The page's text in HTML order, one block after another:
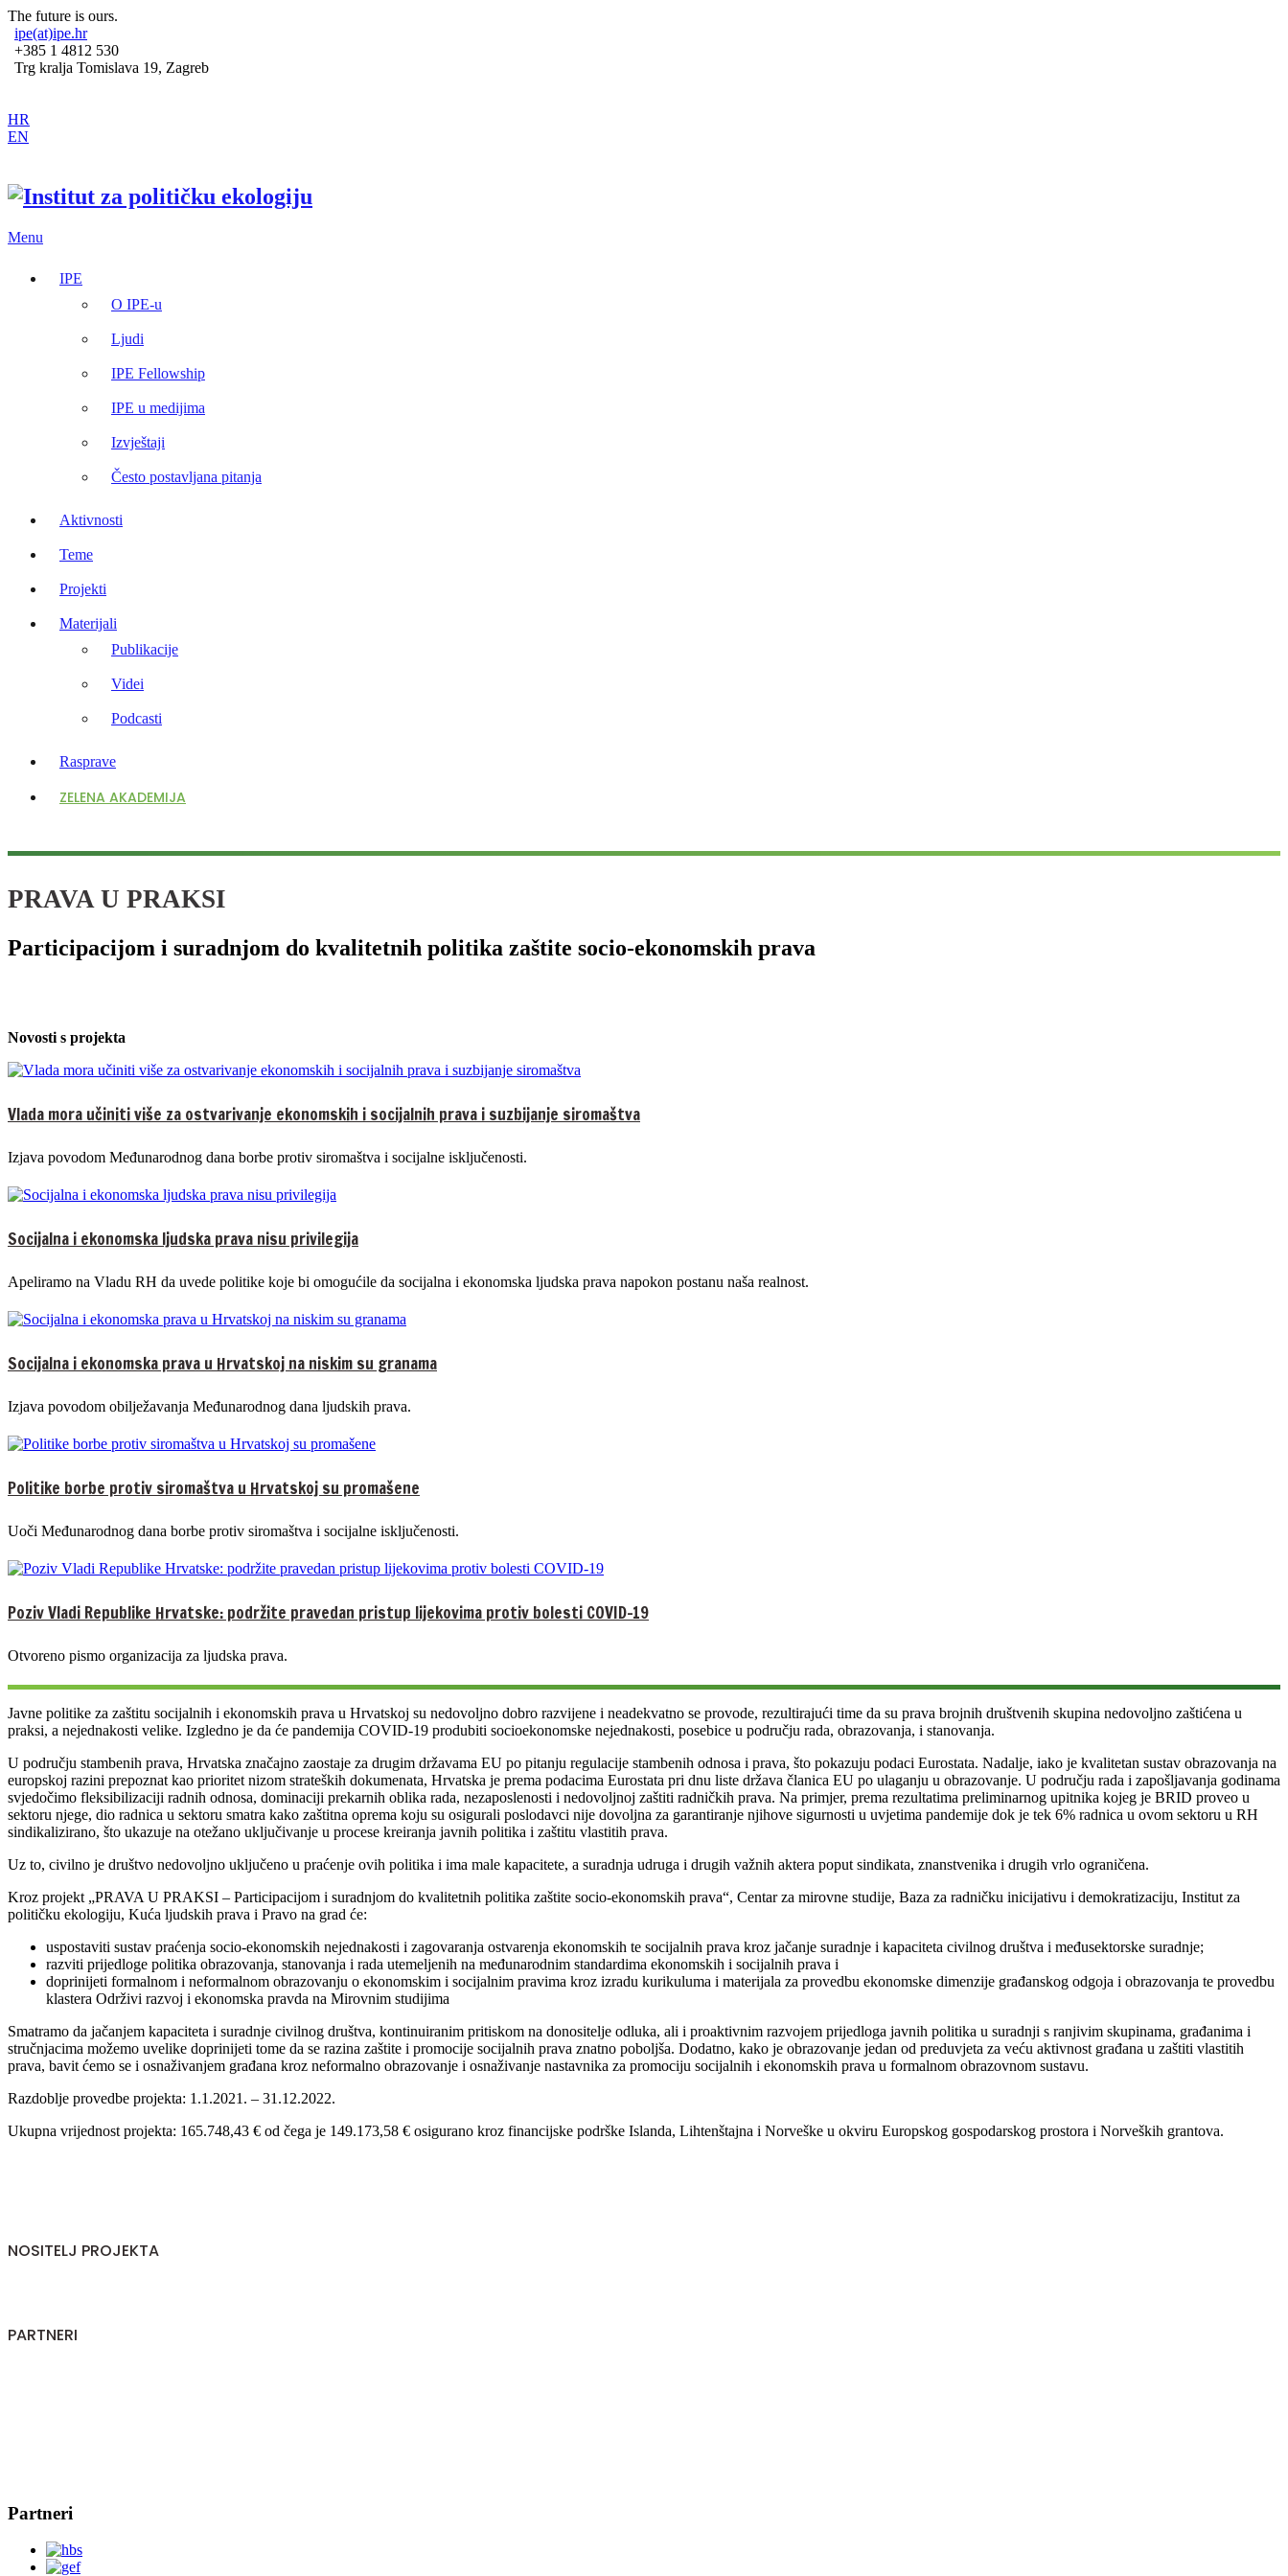
The future is ours.
ipe(at)ipe.hr
+385 1 4812 530
Trg kralja Tomislava 19, Zagreb
HR
EN
Menu
IPE
O IPE-u
Ljudi
IPE Fellowship
IPE u medijima
Izvještaji
Često postavljana pitanja
Aktivnosti
Teme
Projekti
Materijali
Publikacije
Videi
Podcasti
Rasprave
ZELENA AKADEMIJA
PRAVA U PRAKSI
Participacijom i suradnjom do kvalitetnih politika zaštite socio-ekonomskih prava
Novosti s projekta
Vlada mora učiniti više za ostvarivanje ekonomskih i socijalnih prava i suzbijanje siromaštva
Izjava povodom Međunarodnog dana borbe protiv siromaštva i socijalne isključenosti.
Socijalna i ekonomska ljudska prava nisu privilegija
Apeliramo na Vladu RH da uvede politike koje bi omogućile da socijalna i ekonomska ljudska prava napokon postanu naša realnost.
Socijalna i ekonomska prava u Hrvatskoj na niskim su granama
Izjava povodom obilježavanja Međunarodnog dana ljudskih prava.
Politike borbe protiv siromaštva u Hrvatskoj su promašene
Uoči Međunarodnog dana borbe protiv siromaštva i socijalne isključenosti.
Poziv Vladi Republike Hrvatske: podržite pravedan pristup lijekovima protiv bolesti COVID-19
Otvoreno pismo organizacija za ljudska prava.
Javne politike za zaštitu socijalnih i ekonomskih prava u Hrvatskoj su nedovoljno dobro razvijene i neadekvatno se provode, rezultirajući time da su prava brojnih društvenih skupina nedovoljno zaštićena u
praksi, a nejednakosti velike. Izgledno je da će pandemija COVID-19 produbiti socioekonomske nejednakosti, posebice u području rada, obrazovanja, i stanovanja.
U području stambenih prava, Hrvatska značajno zaostaje za drugim državama EU po pitanju regulacije stambenih odnosa i prava, što pokazuju podaci Eurostata. Nadalje, iako je kvalitetan sustav obrazovanja na
europskoj razini prepoznat kao prioritet nizom strateških dokumenata, Hrvatska je prema podacima Eurostata pri dnu liste država članica EU po ulaganju u obrazovanje. U području rada i zapošljavanja godinama
svjedočimo fleksibilizaciji radnih odnosa, dominaciji prekarnih oblika rada, nezaposlenosti i nedovoljnoj zaštiti radničkih prava. Na primjer, prema rezultatima preliminarnog upitnika kojeg je BRID proveo u
sektoru njege, dio radnica u sektoru smatra kako zaštitna oprema koju su osigurali poslodavci nije dovoljna za garantiranje njihove sigurnosti u uvjetima pandemije dok je tek 6% radnica u ovom sektoru u RH
sindikalizirano, što ukazuje na otežano uključivanje u procese kreiranja javnih politika i zaštitu vlastitih prava.
Uz to, civilno je društvo nedovoljno uključeno u praćenje ovih politika i ima male kapacitete, a suradnja udruga i drugih važnih aktera poput sindikata, znanstvenika i drugih vrlo ograničena.
Kroz projekt „PRAVA U PRAKSI – Participacijom i suradnjom do kvalitetnih politika zaštite socio-ekonomskih prava“, Centar za mirovne studije, Baza za radničku inicijativu i demokratizaciju, Institut za
političku ekologiju, Kuća ljudskih prava i Pravo na grad će:
uspostaviti sustav praćenja socio-ekonomskih nejednakosti i zagovaranja ostvarenja ekonomskih te socijalnih prava kroz jačanje suradnje i kapaciteta civilnog društva i međusektorske suradnje;
razviti prijedloge politika obrazovanja, stanovanja i rada utemeljenih na međunarodnim standardima ekonomskih i socijalnih prava i
doprinijeti formalnom i neformalnom obrazovanju o ekonomskim i socijalnim pravima kroz izradu kurikuluma i materijala za provedbu ekonomske dimenzije građanskog odgoja i obrazovanja te provedbu
klastera Održivi razvoj i ekonomska pravda na Mirovnim studijima
Smatramo da jačanjem kapaciteta i suradnje civilnog društva, kontinuiranim pritiskom na donositelje odluka, ali i proaktivnim razvojem prijedloga javnih politika u suradnji s ranjivim skupinama, građanima i
stručnjacima možemo uvelike doprinijeti tome da se razina zaštite i promocije socijalnih prava znatno poboljša. Dodatno, kako je obrazovanje jedan od preduvjeta za veću aktivnost građana u zaštiti vlastitih
prava, bavit ćemo se i osnaživanjem građana kroz neformalno obrazovanje i osnaživanje nastavnika za promociju socijalnih i ekonomskih prava u formalnom obrazovnom sustavu.
Razdoblje provedbe projekta: 1.1.2021. – 31.12.2022.
Ukupna vrijednost projekta: 165.748,43 € od čega je 149.173,58 € osigurano kroz financijske podrške Islanda, Lihtenštajna i Norveške u okviru Europskog gospodarskog prostora i Norveških grantova.
NOSITELJ PROJEKTA
PARTNERI
Partneri